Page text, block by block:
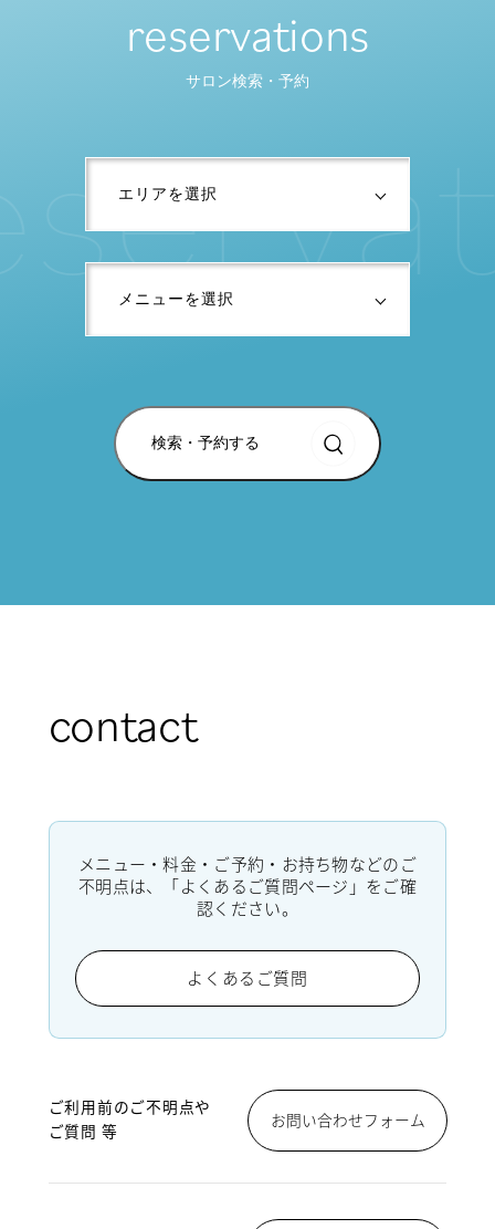
reservations
サロン検索・予約
検索・予約する
servat
contact
メニュー・料金・ご予約・お持ち物などのご
不明点は、「よくあるご質問ページ」をご確
認ください。
よくあるご質問
ご利用前のご不明点や
ご質問 等
お問い合わせフォーム